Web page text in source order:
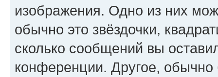
изображения. Одно из них
обычно это звёздочки,
сколько сообщений вы
конференции. Другое,